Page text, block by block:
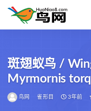
斑翅蚁鸟 /
Myrmornis
鸟网 雀形目 3年前